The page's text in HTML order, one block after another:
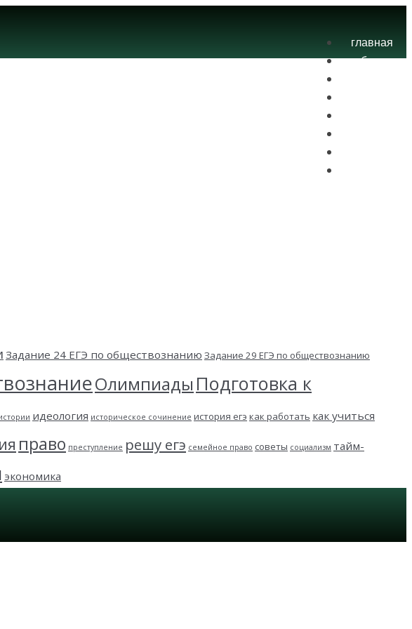
главная
блог
Задание 24 ЕГЭ по обществознанию Задание 29 ЕГЭ по обществознанию
Олимпиады Подготовка к
идеология историческое сочинение история егэ как работать как учиться
право преступление решу егэ семейное право советы социализм тайм-
экономика